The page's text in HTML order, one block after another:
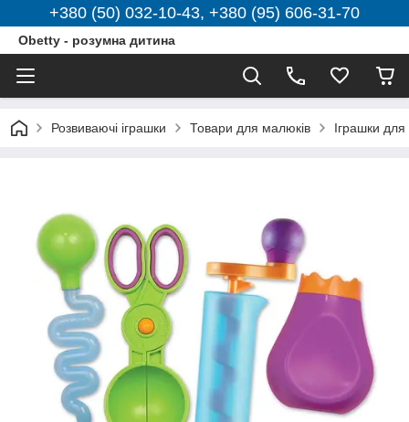
+380 (50) 032-10-43, +380 (95) 606-31-70
Obetty - розумна дитина
Розвиваючі іграшки Товари для малюків Іграшки для